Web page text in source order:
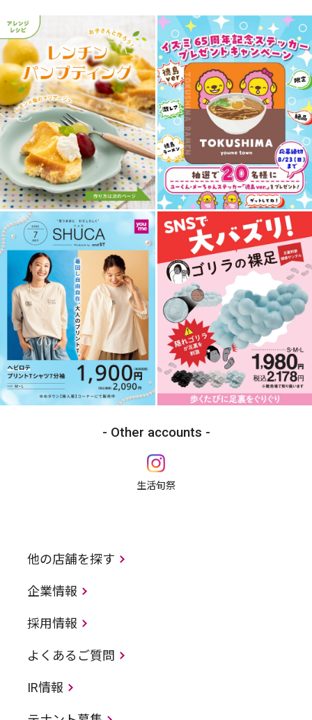
Other accounts
生活旬祭
他の店舗を探す
企業情報
採用情報
よくあるご質問
IR情報